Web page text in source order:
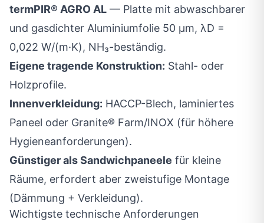
termPIR® AGRO AL — Platte mit abwaschbarer
und gasdichter Aluminiumfolie 50 µm, λD =
0,022 W/(m·K), NH₃-beständig.
Eigene tragende Konstruktion: Stahl- oder
Holzprofile.
Innenverkleidung: HACCP-Blech, laminiertes
Paneel oder Granite® Farm/INOX (für höhere
Hygieneanforderungen).
Günstiger als Sandwichpaneele für kleine
Räume, erfordert aber zweistufige Montage
(Dämmung + Verkleidung).
Wichtigste technische Anforderungen